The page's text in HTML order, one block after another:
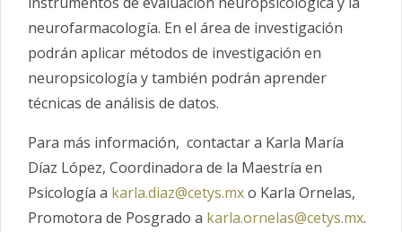
neurofarmacología. En el área de investigación
podrán aplicar métodos de investigación en
neuropsicología y también podrán aprender
técnicas de análisis de datos.
Para más información, contactar a Karla María
Díaz López, Coordinadora de la Maestría en
Psicología a karla.diaz@cetys.mxo Karla Ornelas,
Promotora de Posgrado a karla.ornelas@cetys.mx.